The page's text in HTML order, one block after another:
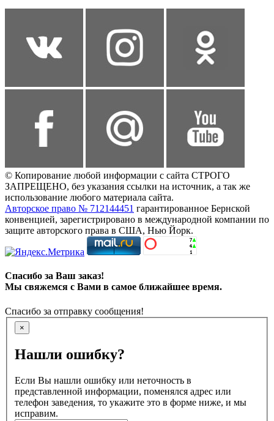
© Копирование любой информации с сайта СТРОГО
ЗАПРЕЩЕНО, без указания ссылки на источник, а так же
использование любого материала сайта.
Авторское право № 712144451 гарантированное Бернской
конвенцией, зарегистрировано в международной компании по
защите авторского права в США, Нью Йорк.
Спасибо за Ваш заказ!
Мы свяжемся с Вами в самое ближайшее время.
Спасибо за отправку сообщения!
×
Нашли ошибку?
Если Вы нашли ошибку или неточность в
представленной информации, поменялся адрес или
телефон заведения, то укажите это в форме ниже, и мы
исправим.